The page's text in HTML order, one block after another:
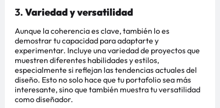
3. Variedad y versatilidad
Aunque la coherencia es clave, también lo es
demostrar tu capacidad para adaptarte y
experimentar. Incluye una variedad de proyectos que
muestren diferentes habilidades y estilos,
especialmente si reflejan las tendencias actuales del
diseño. Esto no solo hace que tu portafolio sea más
interesante, sino que también muestra tu versatilidad
como diseñador.